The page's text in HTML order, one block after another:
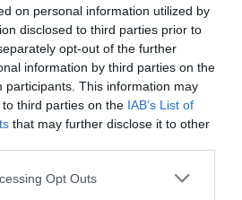
on personal information utilized by
disclosed to third parties prior to
opt-out of the further
information by third parties on the
participants. This information may
third parties on the IAB’s List of
that may further disclose it to other
Opt Outs
στη Σελήνη στον
έρχεται γιατί μπορεί
πάνω σας. Του έχετε δείξει
όταν σας χρειάστηκε και
που μπορεί να αγαπήσει